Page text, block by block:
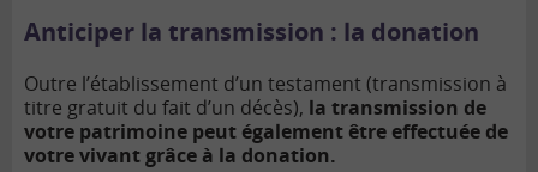
Anticiper la transmission : la donation
Outre l’établissement d’un testament (transmission à
titre gratuit du fait d’un décès), la transmission de
votre patrimoine peut également être effectuée de
votre vivant grâce à la donation.